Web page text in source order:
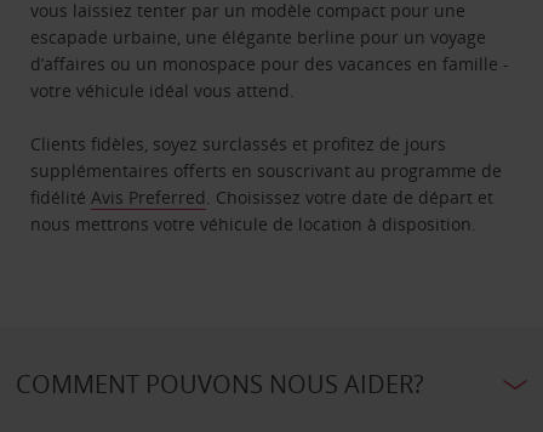
vous laissiez tenter par un modèle compact pour une
escapade urbaine, une élégante berline pour un voyage
d’affaires ou un monospace pour des vacances en famille -
votre véhicule idéal vous attend.
Clients fidèles, soyez surclassés et profitez de jours
supplémentaires offerts en souscrivant au programme de
fidélitéAvis Preferred. Choisissez votre date de départ et
nous mettrons votre véhicule de location à disposition.
COMMENT POUVONS NOUS AIDER?